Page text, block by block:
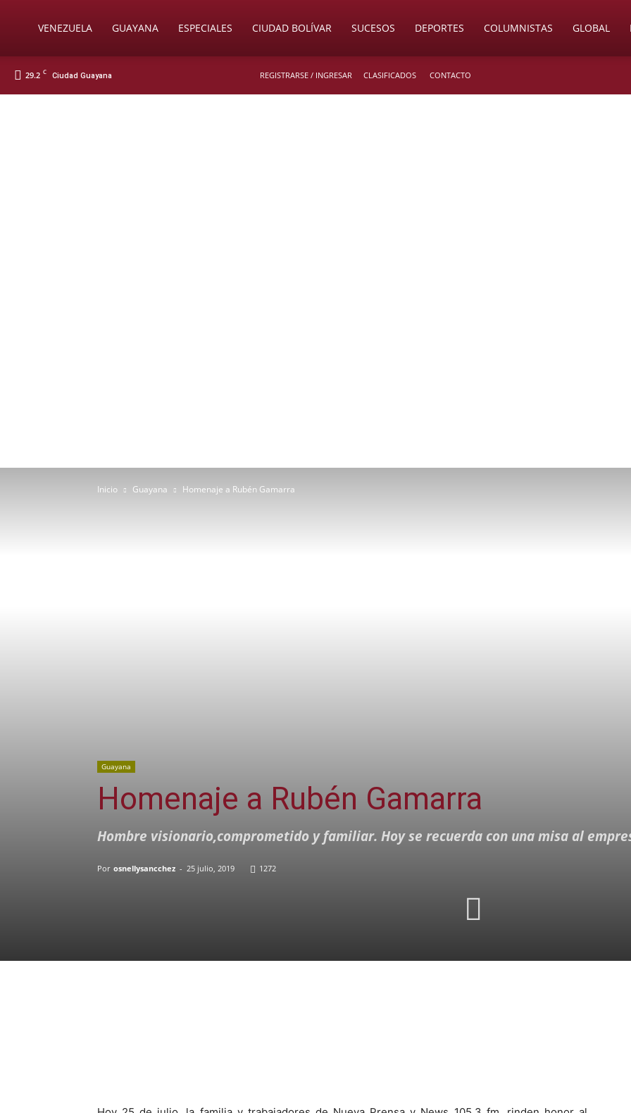
SoyVENEZUELA GUAYANA ESPECIALES CIUDAD BOLÍVAR SUCESOS DEPORTES COLUMNISTAS GLOBAL
29.2 C Ciudad Guayana REGISTRARSE / INGRESAR CLASIFICADOS CONTACTO
Inicio Guayana Homenaje a Rubén Gamarra
Guayana
Homenaje a Rubén Gamarra
Hombre visionario,comprometido y familiar. Hoy se recuerda con una misa al
Por osnellysancchez - 25 julio, 2019 1272